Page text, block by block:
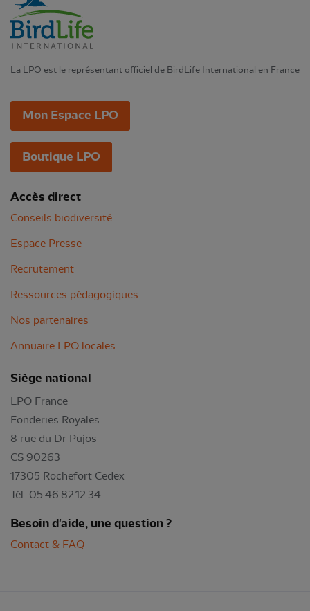
La LPO est le représentant officiel de BirdLife International en France
Mon Espace LPO
Boutique LPO
Accès direct
Conseils biodiversité
Espace Presse
Recrutement
Ressources pédagogiques
Nos partenaires
Annuaire LPO locales
Siège national
LPO France
Fonderies Royales
8 rue du Dr Pujos
CS 90263
17305 Rochefort Cedex
Tél: 05.46.82.12.34
Besoin d'aide, une question ?
Contact & FAQ